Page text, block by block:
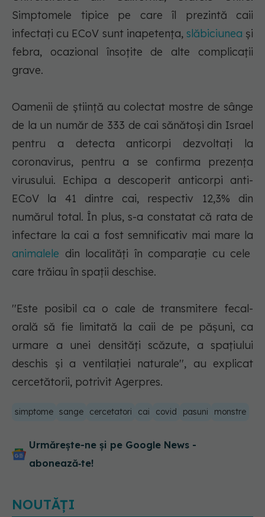
Simptomele tipice pe care îl prezintă caii
infectaţi cu ECoV sunt inapetenţa, slăbiciunea şi
febra, ocazional însoţite de alte complicaţii
grave.
Oamenii de ştiinţă au colectat mostre de sânge
de la un număr de 333 de cai sănătoşi din Israel
pentru a detecta anticorpi dezvoltaţi la
coronavirus, pentru a se confirma prezenţa
virusului. Echipa a descoperit anticorpi anti-
ECoV la 41 dintre cai, respectiv 12,3% din
numărul total. În plus, s-a constatat că rata de
infectare la cai a fost semnificativ mai mare la
animalele din localităţi în comparaţie cu cele
care trăiau în spaţii deschise.
''Este posibil ca o cale de transmitere fecal-
orală să fie limitată la caii de pe păşuni, ca
urmare a unei densităţi scăzute, a spaţiului
deschis şi a ventilaţiei naturale'', au explicat
cercetătorii, potrivit Agerpres.
simptome sange cercetatori cai covid pasuni monstre
Urmărește-ne și pe Google News -
abonează‑te!
NOUTĂȚI